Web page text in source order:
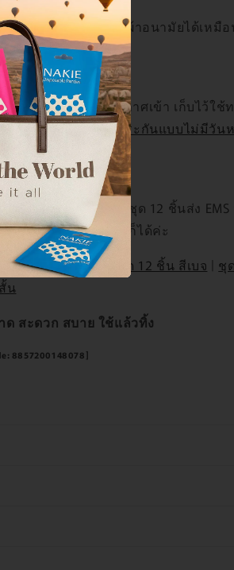
มัยได้ไหม
ทอกระชับพอดีตัว ติดผ้าอนามัยได้เหมือ
ค่ไหน
แน่นในซองไม่ให้อากาศเข้า เก็บไว้ใช้
สบาย พร้อมการรับประกันแบบไม่มีวัน
ง
เครดิตบนเว็บได้เลย ชุด 12 ชิ้นส่ง
าน LINE@nakiethai
ก็ได้ค่ะ
น:NAKIE ทุกแพ็ค ชุด 12 ชิ้น สีเบจ
ชุ
น
ด สะดวก สบาย ใช้แล้วทิ้ง
8857200148078]